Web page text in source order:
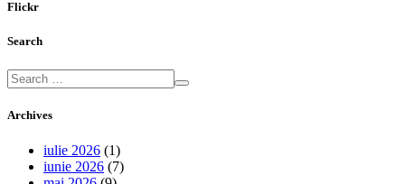
Flickr
Search
Archives
iulie 2026 (1)
iunie 2026 (7)